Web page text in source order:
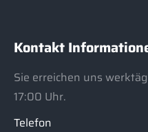
Kontakt
Sie erreichen uns
17:00 Uhr.
Telefon